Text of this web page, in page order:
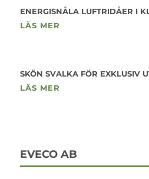
ENERGISNÅLA LUFTRIDÅER I
LÄS MER
SKÖN SVALKA FÖR EXKLUSIV
LÄS MER
EVECO AB